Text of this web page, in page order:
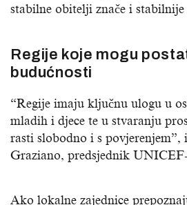
stabilne obitelji znače i
Regije koje mogu
budućnosti
“Regije imaju ključnu ulogu u
mladih i djece te u stvaranju
rasti slobodno i s
Graziano, predsjednik
Ako lokalne zajednice